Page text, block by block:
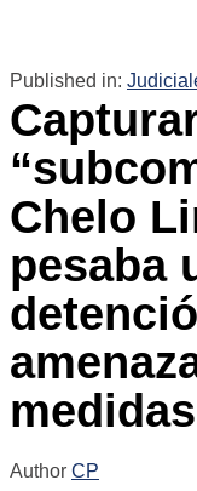
Published in:
Chelo
pesaba
Author CP